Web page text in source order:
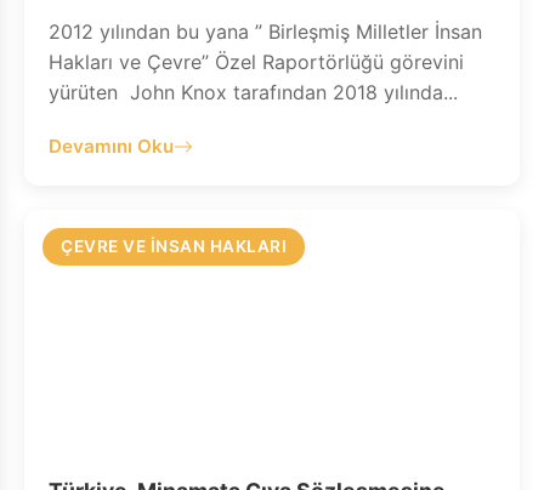
2012 yılından bu yana ” Birleşmiş Milletler İnsan
Hakları ve Çevre” Özel Raportörlüğü görevini
yürüten John Knox tarafından 2018 yılında...
Devamını Oku
ÇEVRE VE İNSAN HAKLARI